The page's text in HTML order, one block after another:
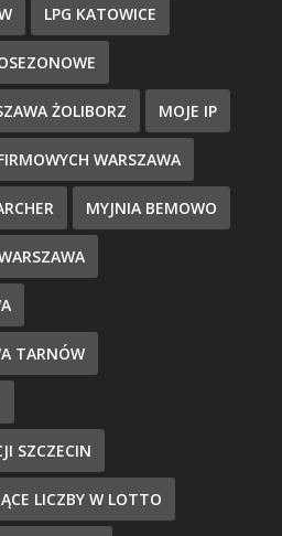
LPG KATOWICE
ŻOLIBORZ MOJE IP
WARSZAWA
MYJNIA BEMOWO
TARNÓW
SZCZECIN
LICZBY W LOTTO